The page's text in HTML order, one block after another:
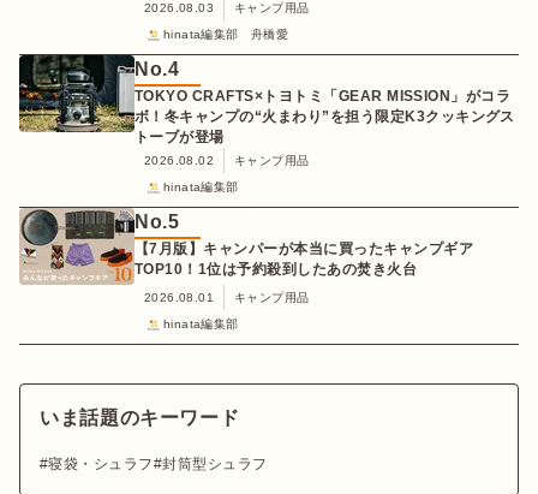
2026.08.03
キャンプ用品
hinata編集部 舟橋愛
No.4
TOKYO CRAFTS×トヨトミ「GEAR MISSION」がコラ
ボ！冬キャンプの“火まわり”を担う限定K3クッキングス
トーブが登場
2026.08.02
キャンプ用品
hinata編集部
No.5
【7月版】キャンパーが本当に買ったキャンプギア
TOP10！1位は予約殺到したあの焚き火台
2026.08.01
キャンプ用品
hinata編集部
いま話題のキーワード
寝袋・シュラフ 封筒型シュラフ